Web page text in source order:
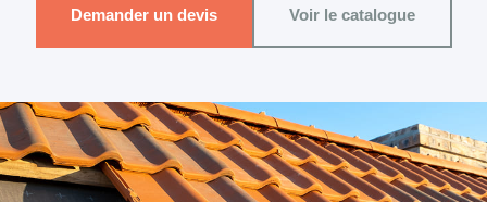
Demander un devis Voir le catalogue